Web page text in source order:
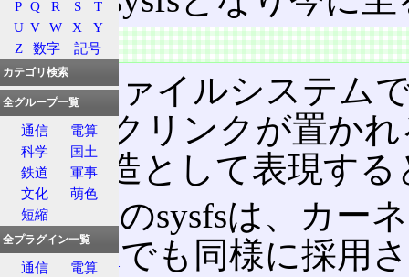
特徴
このファイルシステム
ボリックリンクが置か
階層構造として表現す
またこのsysfsは、カー
Androidでも同様に採用
P Q R S
T
U V W X
Y
Z
数字 記号
カテゴリ検索
全グループ一覧
通信
電算
科学
国土
鉄道
軍事
文化
萌色
短縮
全プラグイン一覧
通信
電算